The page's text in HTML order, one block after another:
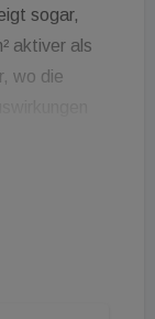
sogar,
aktiver als
wo die